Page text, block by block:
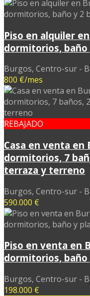
Piso en alquiler
dormitorios, baño
Burgos, Centro-sur -
800 €/mes
REBAJADO
Casa en venta en
dormitorios, 7
terraza y terreno
Burgos, Centro-sur -
590.000 €
Piso en venta en
dormitorios, baño
Burgos, Centro-sur -
198.000 €